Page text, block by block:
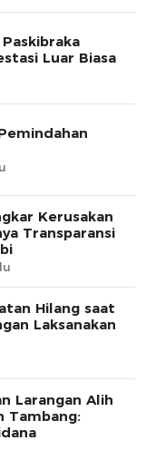
Luar Biasa
Kerusakan
Transparansi
Hilang saat
Laksanakan
Larangan Alih
Tambang: